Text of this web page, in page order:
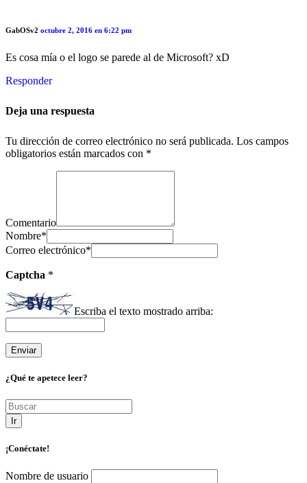
GabOSv2 octubre 2, 2016 en 6:22 pm
Es cosa mía o el logo se parede al de Microsoft? xD
Responder
Deja una respuesta
Tu dirección de correo electrónico no será publicada. Los campos
obligatorios están marcados con *
Comentario
Nombre*
Correo electrónico*
Captcha *
Escriba el texto mostrado arriba:
¿Qué te apetece leer?
Ir
¡Conéctate!
Nombre de usuario